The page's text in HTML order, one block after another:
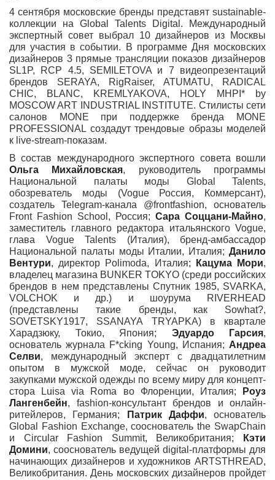
4 сентября московские бренды представят sustainable-
коллекции на Global Talents Digital. Международный
экспертный совет выбрал 10 дизайнеров из Москвы
для участия в событии. В программе Дня московских
дизайнеров 3 прямые трансляции показов дизайнеров
SL1P, RCP 4.5, SEMILETOVA и 7 видеопрезентаций
брендов SERAYA, RigRaiser, ATUMATU, RADICAL
CHIC, BLANC, KREMLYAKOVA, HOLY MHPI* by
MOSCOW ART INDUSTRIAL INSTITUTE. Стилисты сети
салонов MONE при поддержке бренда MONE
PROFESSIONAL создадут трендовые образы моделей
к live-stream-показам.
В состав международного экспертного совета вошли
Ольга Михайловская, руководитель программы
Национальной палаты моды Global Talents,
обозреватель моды (Vogue Россия, Коммерсант),
создатель Telegram-канала @frontfashion, основатель
Front Fashion School, Россия; Сара Соццани-Майно,
заместитель главного редактора итальянского Vogue,
глава Vogue Talents (Италия), бренд-амбассадор
Национальной палаты моды Италии, Италия; Данило
Вентури, директор Polimoda, Италия; Кацума Мори,
владелец магазина BUNKER TOKYO (среди российских
брендов в нем представлены Спутник 1985, SVARKA,
VOLCHOK и др.) и шоурума RIVERHEAD
(представлены такие бренды, как Sowhat?,
SOVETSKY1917, SSANAYA TRYAPKA) в квартале
Харадзюку, Токио, Япония; Эдуардо Гарсия,
основатель журнала F*cking Young, Испания; Андреа
Селви, международный эксперт с двадцатилетним
опытом в мужской моде, сейчас он руководит
закупками мужской одежды по всему миру для концепт-
стора Luisa via Roma во Флоренции, Италия;
Роуз
Лангенбейн, fashion-консультант брендов и онлайн-
ритейлеров, Германия;
Патрик Даффи, основатель
Global Fashion Exchange, сооснователь the SwapChain
и Circular Fashion Summit, Великобритания;
Кэти
Домини, сооснователь ведущей digital-платформы для
начинающих дизайнеров и художников ARTSTHREAD,
Великобритания. День московских дизайнеров пройдет